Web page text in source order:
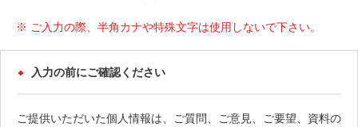
※ ご入力の際、半角カナや特殊文字は使用しないで下さい。
入力の前にご確認ください
ご提供いただいた個人情報は、ご質問、ご意見、ご要望、資料の